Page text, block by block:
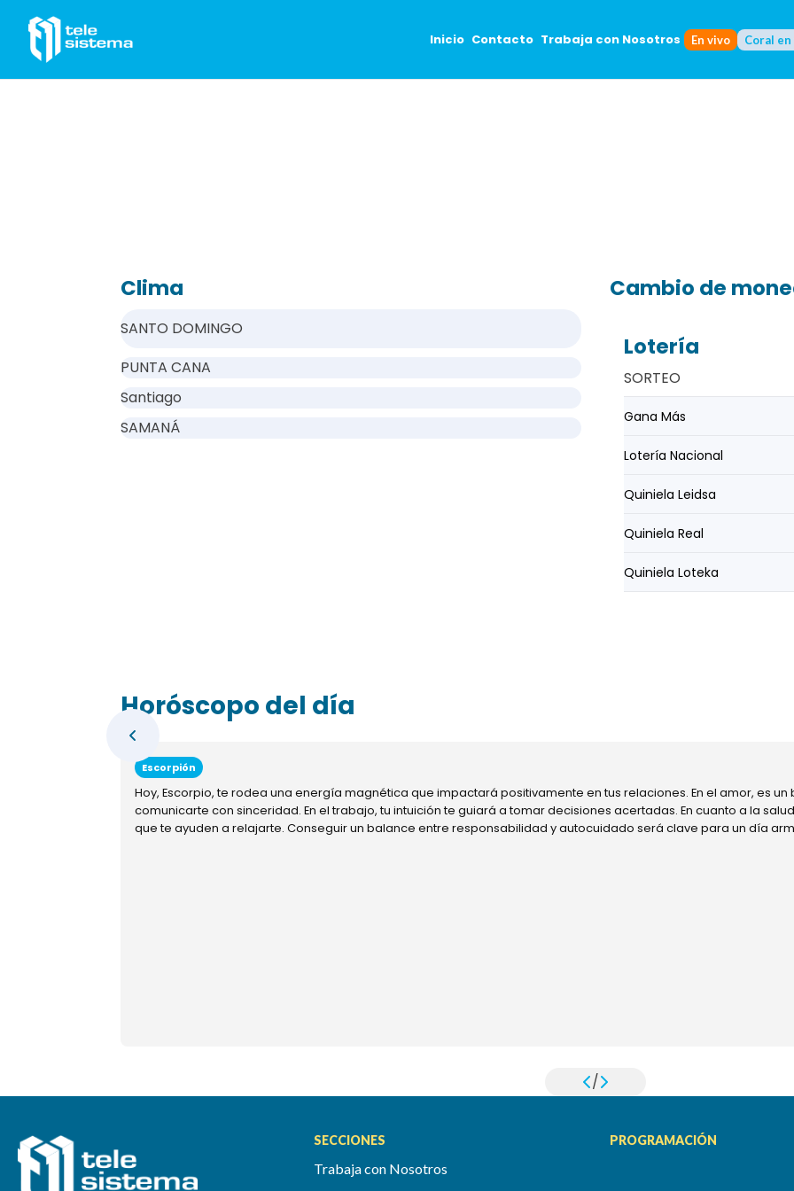
Inicio Contacto Trabaja con Nosotros En vivo Coral
Clima
SANTO DOMINGO
PUNTA CANA
Santiago
SAMANÁ
Cambio de
Lotería
SORTEO
Gana Más
Lotería Nacional
Quiniela Leidsa
Quiniela Real
Quiniela Loteka
Horóscopo del día
Escorpión
Hoy, Escorpio, te rodea una energía magnética que impactará positivamente en tus relaciones. En el amor, es
comunicarte con sinceridad. En el trabajo, tu intuición te guiará a tomar decisiones acertadas. En cuanto a la
que te ayuden a relajarte. Conseguir un balance entre responsabilidad y autocuidado será clave para un día
/
SECCIONES
Trabaja con Nosotros
PROGRAMACIÓN